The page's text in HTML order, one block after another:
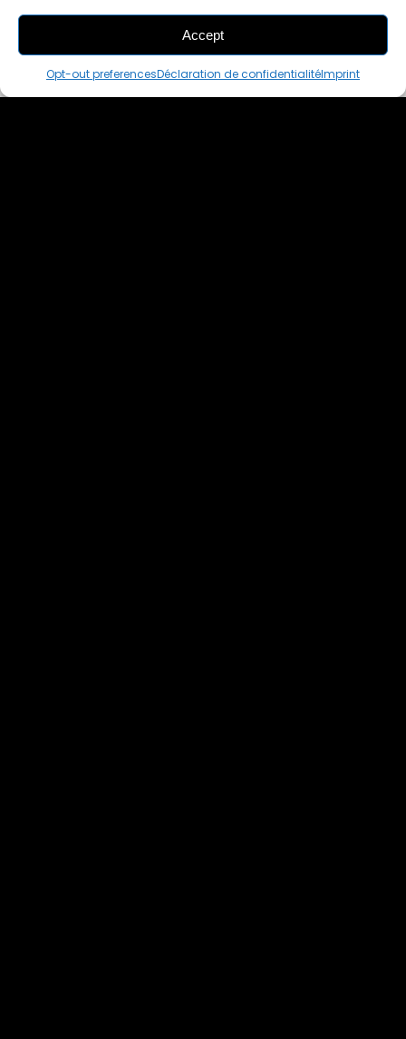
Accept
Opt-out preferencesDéclaration de confidentialitéImprint
THIS PAIR IS
ALREADY SOLD OUT